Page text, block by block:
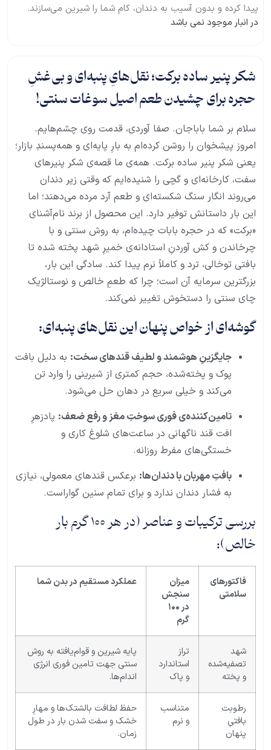
پیدا کرده و بدون آسیب به دندان، کام شما را شیرین می‌سازند.
در انبار موجود نمی باشد
شکر پنیر ساده برکت؛ نقل‌هایِ پنبه‌ای و بی‌غشِ
حجره برای چشیدن طعم اصیل سوغات سنتی!
سلام بر شما باباجان. صفا آوردی، قدمت روی چشم‌هایم.
امروز پیشخوان را روشن کرده‌ام به بارِ پایه‌ای و همه‌پسندِ بازار؛
یعنی شکر پنیر ساده برکت. همه‌ی ما قصه‌ی شکر پنیرهای
سفت، کارخانه‌ای و گچی را شنیده‌ایم که وقتی زیر دندان
می‌روند انگار سنگ شکسته‌ای و طعم آرد مرده می‌دهند؛ اما
این بار داستانش توفیر دارد. این محصول از برند نام‌آشنای
«برکت» که در حجره بابات چیده‌ام، به روش سنتی و با
چرخاندن و کش آوردنِ استادانه‌ی خمیرِ شهد پخته شده تا
بافتی توخالی، ترد و کاملاً نرم پیدا کند. سادگی این بار،
بزرگترین سرمایه آن است؛ چرا که طعمِ خالص و نوستالژیک
چای سنتی را دستخوش تغییر نمی‌کند.
گوشه‌ای از خواص پنهان این نقل‌های پنبه‌ای:
جایگزینِ هوشمند و لطیف قندهای سخت: به دلیل بافت
پوک و پخته‌شده، حجم کمتری از شیرینی را وارد تن
می‌کند و خیلی سریع در دهان حل می‌شود.
تامین‌کننده‌ی فوری سوختِ مغز و رفع ضعف: پادزهرِ
افت قند ناگهانی در ساعت‌های شلوغ کاری و
خستگی‌های مفرط روزانه.
بافتِ مهربان با دندان‌ها: برعکس قندهای معمولی، نیازی
به فشار دندان ندارد و برای تمام سنین گواراست.
بررسی ترکیبات و عناصر (در هر ۱۰۰ گرم بار
خالص):
فاکتورهای
سلامتی
میزان
سنجش
در ۱۰۰
گرم
عملکرد مستقیم در بدن شما
شهد
تصفیه‌شده
و پخته
تراز
استاندارد
و پاک
پایه شیرین و قوام‌یافته به روش
سنتی جهت تامین فوری انرژی
اندام‌ها.
رطوبت
بافتیِ
پنهان
متناسب
و نرم
حفظ لطافت بالشتک‌ها و مهارِ
خشک و سفت شدن بار در طول
زمان.